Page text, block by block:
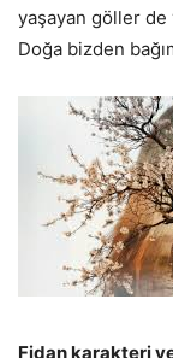
yaşayan göller
Doğa bizden
Fidan karakteri